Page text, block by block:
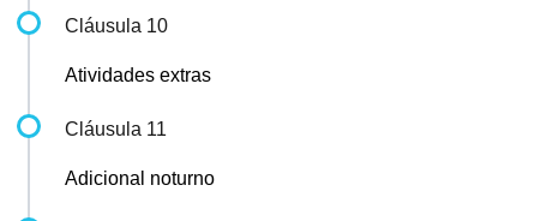
Cláusula 10
Atividades extras
Cláusula 11
Adicional noturno